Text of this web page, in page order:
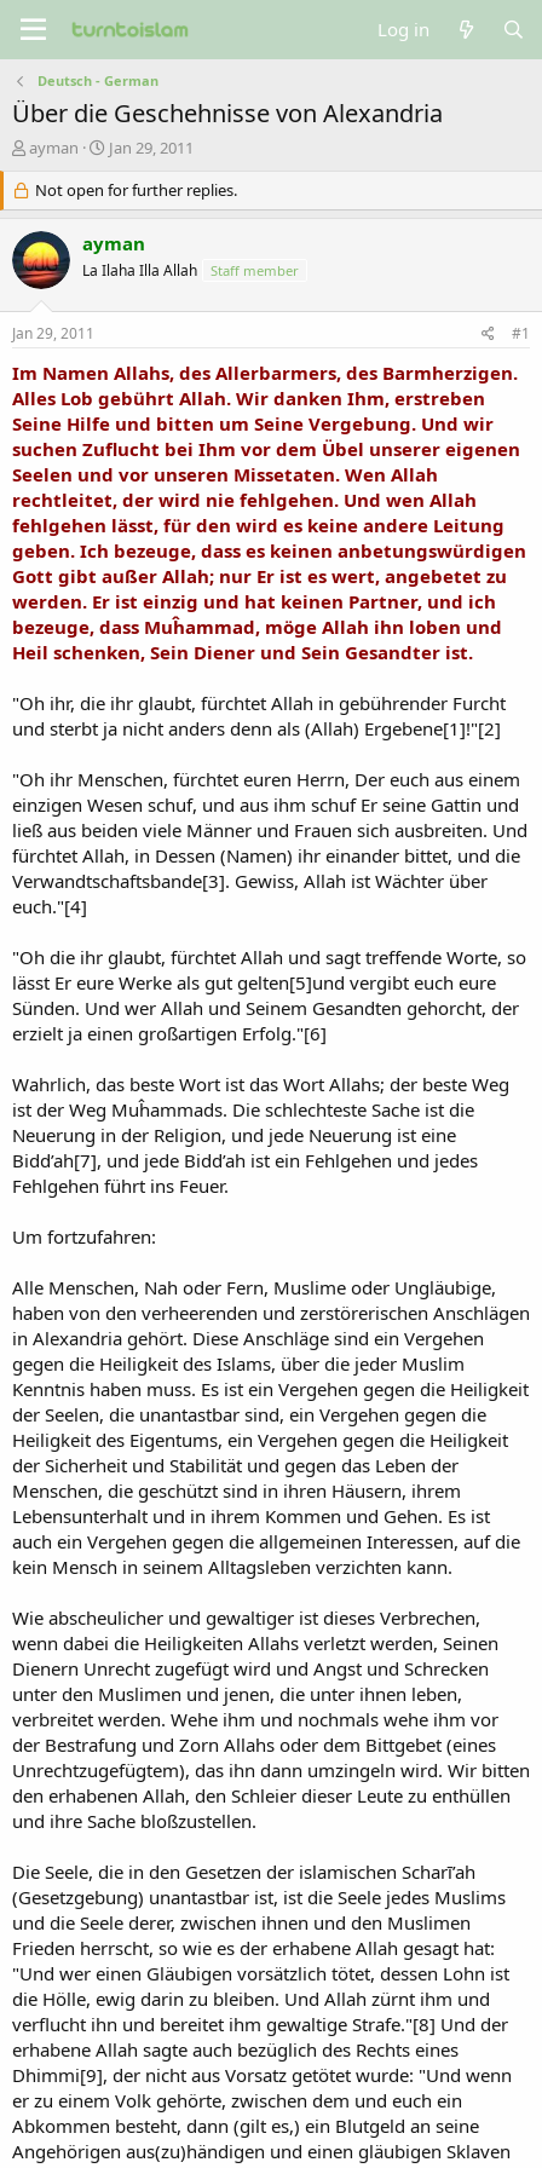
Log in
Deutsch - German
Über die Geschehnisse von Alexandria
T
r
e
a
d
s
r
e
r
ayman
S
a
r
d
a
Jan 29, 2011
Not open for further replies.
ayman
La Ilaha Illa Allah Staff member
Jan 29, 2011 #1
Im Namen Allahs, des Allerbarmers, des Barmherzigen.
Alles Lob gebührt Allah. Wir danken Ihm, erstreben
Seine Hilfe und bitten um Seine Vergebung. Und wir
suchen Zuflucht bei Ihm vor dem Übel unserer eigenen
Seelen und vor unseren Missetaten. Wen Allah
rechtleitet, der wird nie fehlgehen. Und wen Allah
fehlgehen lässt, für den wird es keine andere Leitung
geben. Ich bezeuge, dass es keinen anbetungswürdigen
Gott gibt außer Allah; nur Er ist es wert, angebetet zu
werden. Er ist einzig und hat keinen Partner, und ich
bezeuge, dass Muĥammad, möge Allah ihn loben und
Heil schenken, Sein Diener und Sein Gesandter ist.
"Oh ihr, die ihr glaubt, fürchtet Allah in gebührender Furcht
und sterbt ja nicht anders denn als (Allah) Ergebene[1]!"[2]
"Oh ihr Menschen, fürchtet euren Herrn, Der euch aus einem
einzigen Wesen schuf, und aus ihm schuf Er seine Gattin und
ließ aus beiden viele Männer und Frauen sich ausbreiten. Und
fürchtet Allah, in Dessen (Namen) ihr einander bittet, und die
Verwandtschaftsbande[3]. Gewiss, Allah ist Wächter über
euch."[4]
"Oh die ihr glaubt, fürchtet Allah und sagt treffende Worte, so
lässt Er eure Werke als gut gelten[5]und vergibt euch eure
Sünden. Und wer Allah und Seinem Gesandten gehorcht, der
erzielt ja einen großartigen Erfolg."[6]
Wahrlich, das beste Wort ist das Wort Allahs; der beste Weg
ist der Weg Muĥammads. Die schlechteste Sache ist die
Neuerung in der Religion, und jede Neuerung ist eine
Bidd’ah[7], und jede Bidd’ah ist ein Fehlgehen und jedes
Fehlgehen führt ins Feuer.
Um fortzufahren:
Alle Menschen, Nah oder Fern, Muslime oder Ungläubige,
haben von den verheerenden und zerstörerischen Anschlägen
in Alexandria gehört. Diese Anschläge sind ein Vergehen
gegen die Heiligkeit des Islams, über die jeder Muslim
Kenntnis haben muss. Es ist ein Vergehen gegen die Heiligkeit
der Seelen, die unantastbar sind, ein Vergehen gegen die
Heiligkeit des Eigentums, ein Vergehen gegen die Heiligkeit
der Sicherheit und Stabilität und gegen das Leben der
Menschen, die geschützt sind in ihren Häusern, ihrem
Lebensunterhalt und in ihrem Kommen und Gehen. Es ist
auch ein Vergehen gegen die allgemeinen Interessen, auf die
kein Mensch in seinem Alltagsleben verzichten kann.
Wie abscheulicher und gewaltiger ist dieses Verbrechen,
wenn dabei die Heiligkeiten Allahs verletzt werden, Seinen
Dienern Unrecht zugefügt wird und Angst und Schrecken
unter den Muslimen und jenen, die unter ihnen leben,
verbreitet werden. Wehe ihm und nochmals wehe ihm vor
der Bestrafung und Zorn Allahs oder dem Bittgebet (eines
Unrechtzugefügtem), das ihn dann umzingeln wird. Wir bitten
den erhabenen Allah, den Schleier dieser Leute zu enthüllen
und ihre Sache bloßzustellen.
Die Seele, die in den Gesetzen der islamischen Scharī’ah
(Gesetzgebung) unantastbar ist, ist die Seele jedes Muslims
und die Seele derer, zwischen ihnen und den Muslimen
Frieden herrscht, so wie es der erhabene Allah gesagt hat:
"Und wer einen Gläubigen vorsätzlich tötet, dessen Lohn ist
die Hölle, ewig darin zu bleiben. Und Allah zürnt ihm und
verflucht ihn und bereitet ihm gewaltige Strafe."[8] Und der
erhabene Allah sagte auch bezüglich des Rechts eines
Dhimmi[9], der nicht aus Vorsatz getötet wurde: "Und wenn
er zu einem Volk gehörte, zwischen dem und euch ein
Abkommen besteht, dann (gilt es,) ein Blutgeld an seine
Angehörigen aus(zu)händigen und einen gläubigen Sklaven